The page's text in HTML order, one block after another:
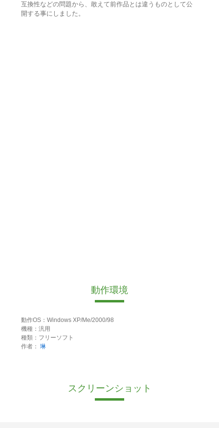
互換性などの問題から、敢えて前作品とは違うものとして公
開する事にしました。
動作環境
動作OS：Windows XP/Me/2000/98
機種：汎用
種類：フリーソフト
作者： 琳
スクリーンショット